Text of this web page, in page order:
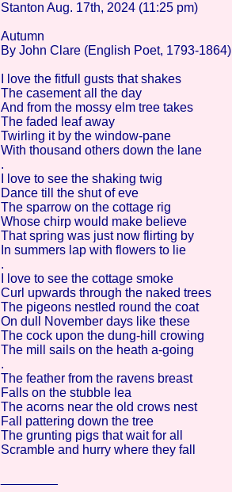
Stanton Aug. 17th, 2024 (11:25 pm)
Autumn
By John Clare (English Poet, 1793-1864)
I love the fitfull gusts that shakes
The casement all the day
And from the mossy elm tree takes
The faded leaf away
Twirling it by the window-pane
With thousand others down the lane
.
I love to see the shaking twig
Dance till the shut of eve
The sparrow on the cottage rig
Whose chirp would make believe
That spring was just now flirting by
In summers lap with flowers to lie
.
I love to see the cottage smoke
Curl upwards through the naked trees
The pigeons nestled round the coat
On dull November days like these
The cock upon the dung-hill crowing
The mill sails on the heath a-going
.
The feather from the ravens breast
Falls on the stubble lea
The acorns near the old crows nest
Fall pattering down the tree
The grunting pigs that wait for all
Scramble and hurry where they fall